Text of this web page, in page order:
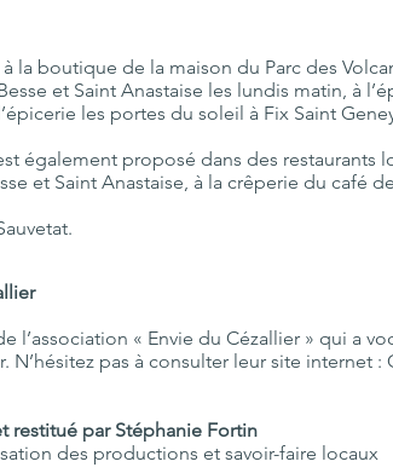
la boutique de la maison du Parc des
et Saint Anastaise les lundis matin, à
les portes du soleil à Fix Saint
également proposé dans des restaurants
et Saint Anastaise, à la crêperie du café
l’association « Envie du Cézallier » qui a
N’hésitez pas à consulter leur site internet :
restitué par Stéphanie Fortin
des productions et savoir-faire locaux